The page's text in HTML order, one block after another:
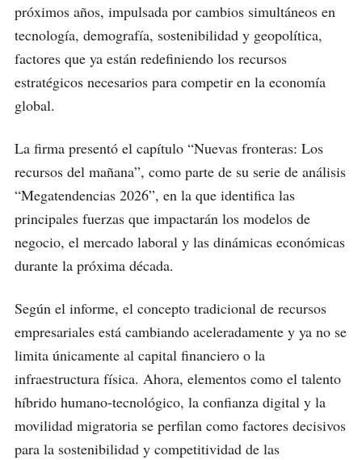
próximos años, impulsada por cambios simultáneos en
tecnología, demografía, sostenibilidad y geopolítica,
factores que ya están redefiniendo los recursos
estratégicos necesarios para competir en la economía
global.
La firma presentó el capítulo “Nuevas fronteras: Los
recursos del mañana”, como parte de su serie de análisis
“Megatendencias 2026”, en la que identifica las
principales fuerzas que impactarán los modelos de
negocio, el mercado laboral y las dinámicas económicas
durante la próxima década.
Según el informe, el concepto tradicional de recursos
empresariales está cambiando aceleradamente y ya no se
limita únicamente al capital financiero o la
infraestructura física. Ahora, elementos como el talento
híbrido humano-tecnológico, la confianza digital y la
movilidad migratoria se perfilan como factores decisivos
para la sostenibilidad y competitividad de las